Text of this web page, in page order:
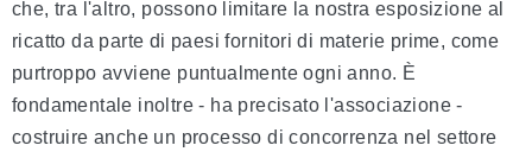
che, tra l'altro, possono limitare la nostra esposizione al
ricatto da parte di paesi fornitori di materie prime, come
purtroppo avviene puntualmente ogni anno. È
fondamentale inoltre - ha precisato l'associazione -
costruire anche un processo di concorrenza nel settore